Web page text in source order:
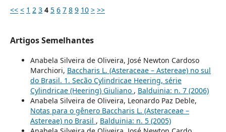
<< < 1 2 3 4 5 6 7 8 9 10 > >>
Artigos Semelhantes
Anabela Silveira de Oliveira, José Newton Cardoso
Marchiori, Baccharis L. (Asteraceae – Astereae) no sul
do Brasil. 1. Secão Cylindricae Heering, série
Cylindricae (Heering) Giuliano , Balduinia: n. 7 (2006)
Anabela Silveira de Oliveira, Leonardo Paz Deble,
Notas para o gênero Baccharis L. (Asteraceae –
Astereae) no Brasil , Balduinia: n. 5 (2005)